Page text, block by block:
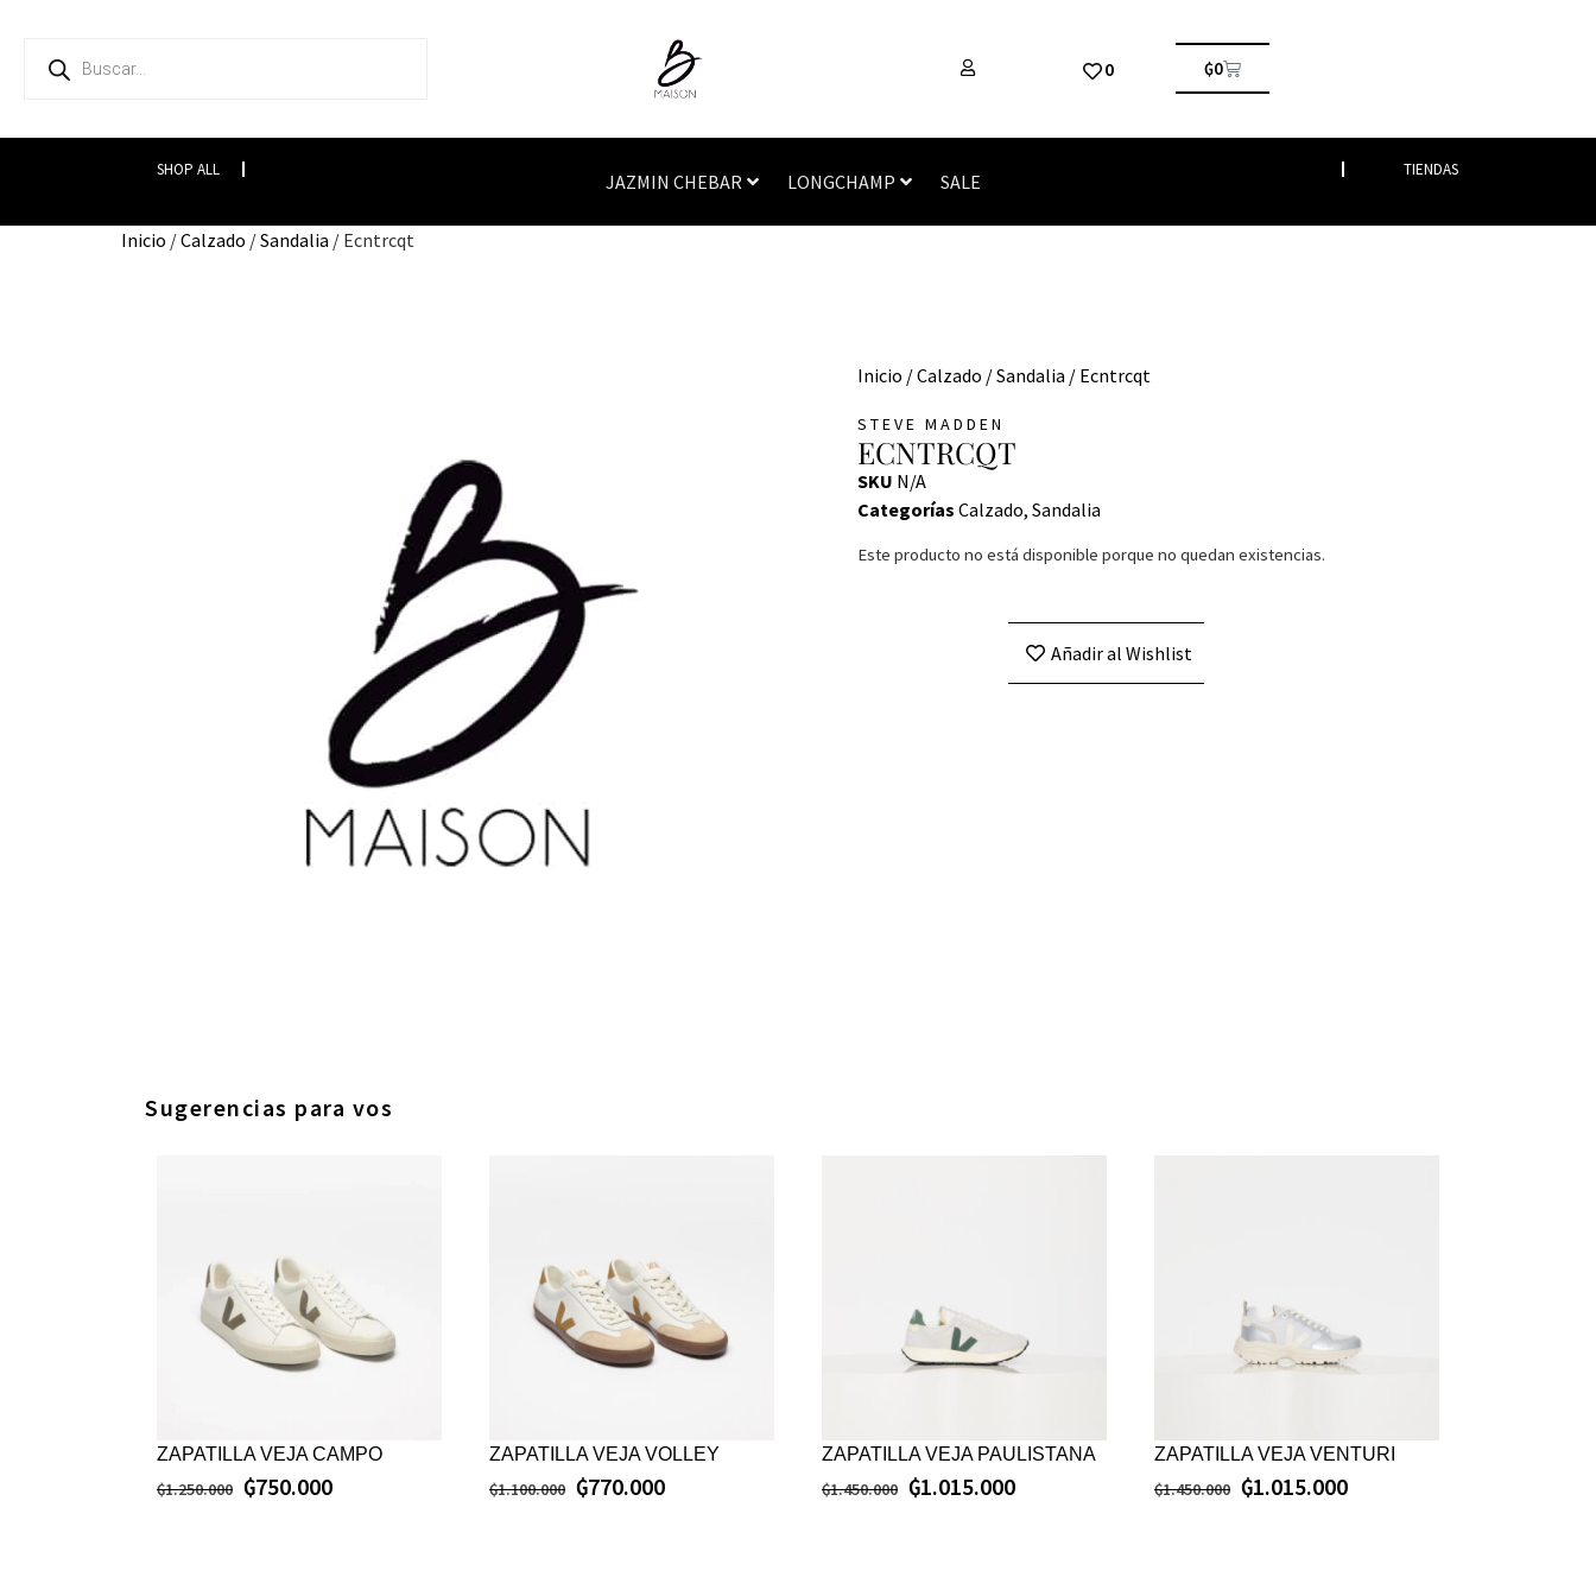
0 ₲0
SHOP ALL
JAZMIN CHEBAR LONGCHAMP SALE
TIENDAS
Inicio /Calzado /Sandalia / Ecntrcqt
Inicio /Calzado /Sandalia / Ecntrcqt
STEVE MADDEN
ECNTRCQT
SKU N/A
Categorías Calzado, Sandalia
Este producto no está disponible porque no quedan existencias.
Añadir al Wishlist
Sugerencias para vos
ZAPATILLA VEJA CAMPO
₲1.250.000 ₲750.000
ZAPATILLA VEJA VOLLEY
₲1.100.000 ₲770.000
ZAPATILLA VEJA PAULISTANA
₲1.450.000 ₲1.015.000
ZAPATILLA VEJA VENTURI
₲1.450.000 ₲1.015.000